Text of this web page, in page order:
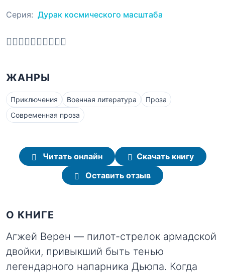
Серия: Дурак космического масштаба
ЖАНРЫ
Приключения Военная литература
Проза
Современная проза
Читать онлайн
Скачать книгу
Оставить отзыв
О КНИГЕ
Агжей Верен — пилот-стрелок армадской
двойки, привыкший быть тенью
легендарного напарника Дьюпа. Когда